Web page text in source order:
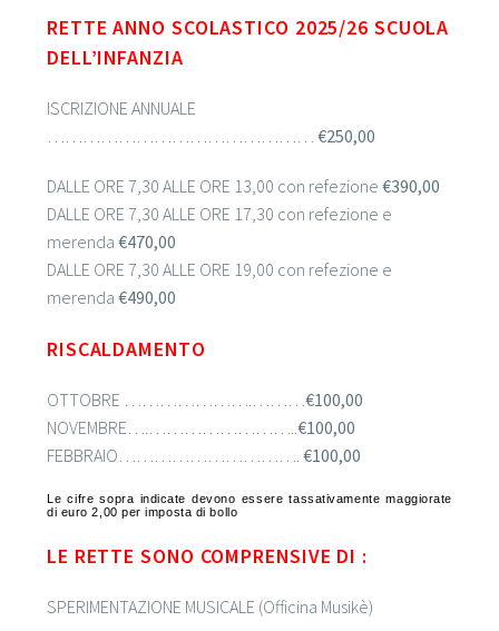
RETTE ANNO SCOLASTICO 2025/26 SCUOLA
DELL’INFANZIA
ISCRIZIONE ANNUALE
……………………………………… €250,00
DALLE ORE 7,30 ALLE ORE 13,00 con refezione €390,00
DALLE ORE 7,30 ALLE ORE 17,30 con refezione e
merenda €470,00
DALLE ORE 7,30 ALLE ORE 19,00 con refezione e
merenda €490,00
RISCALDAMENTO
OTTOBRE ………………….………€100,00
NOVEMBRE….……………………..€100,00
FEBBRAIO…………………………. €100,00
Le cifre sopra indicate devono essere tassativamente maggiorate
di euro 2,00 per imposta di bollo
LE RETTE SONO COMPRENSIVE DI :
SPERIMENTAZIONE MUSICALE (Officina Musikè)